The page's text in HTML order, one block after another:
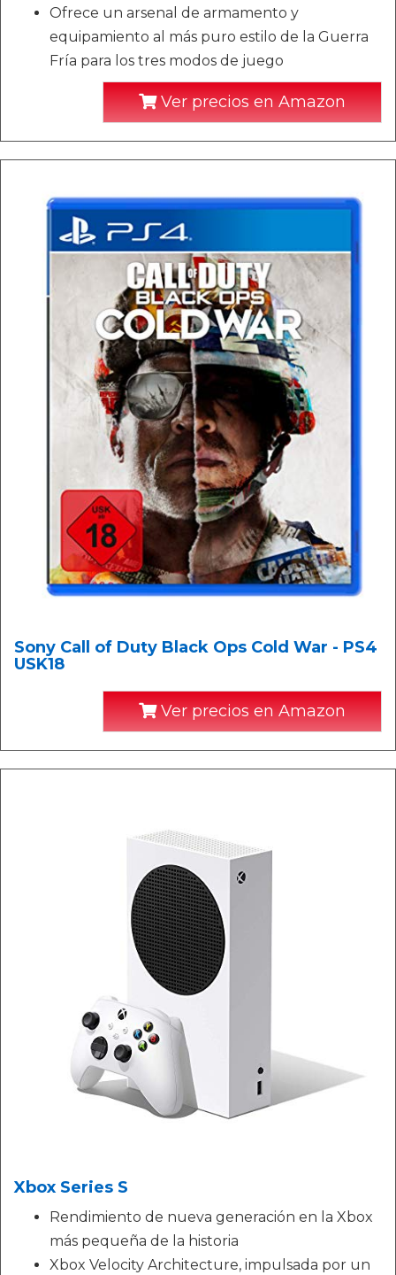
Ofrece un arsenal de armamento y
equipamiento al más puro estilo de la Guerra
Fría para los tres modos de juego
Ver precios en Amazon
Sony Call of Duty Black Ops Cold War - PS4
USK18
Ver precios en Amazon
Xbox Series S
Rendimiento de nueva generación en la Xbox
más pequeña de la historia
Xbox Velocity Architecture, impulsada por un